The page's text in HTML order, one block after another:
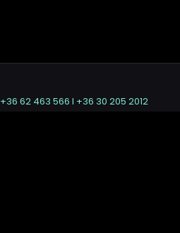
+36 62 463 566 I +36 30 205 2012